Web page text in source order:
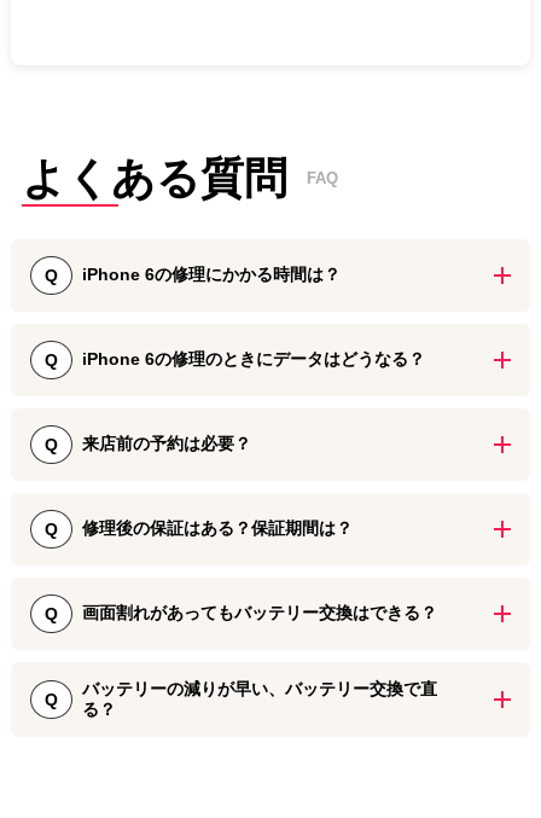
よくある質問 FAQ
Q iPhone 6の修理にかかる時間は？
パーツ交換修理は30分～60分で承っております。また、水没修理や
リンゴループの復旧修理でも2時間ほどで即日対応が可能です。基板
お返しいたします。
理対応いたしますので、お急ぎの際でもお気軽にご来店ください。
Q iPhone 6の修理のときにデータはどうなる？
は、データが消去されることはございません。初期化等を行わず、
データそのままで修理を実施できるのがiPhone修理ダイワンテレコ
バックアップを取る時間がない・取れないという方でも、ご安心し
Q 来店前の予約は必要？
先となりますので、ご来店時の混雑状況によっては、お待たせして
しまう場合がございます。
ご予約をされる際は、最寄りの店舗へお電話、もしくはiPhone修理
ダイワンテレコム各店舗HPからWEB予約が可能です。
Q 修理後の保証はある？保証期間は？
のパーツは90日間ございます。
初期不良に関する保証として無償交換を各1回まで可能です。
修理前後に水没している端末や他店修理跡などがある場合、保証対
象外となる可能性もございます。
Q 画面割れがあってもバッテリー交換はできる？
しかし、画面を開けてバッテリーの交換を行うため、圧力や衝撃に
Q
バッテリーの減りが早い、バッテリー交換で直
る？